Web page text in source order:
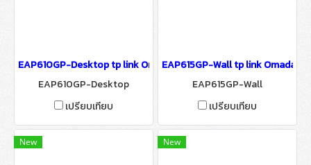
EAP610GP-Desktop tp link Omada AX1800 Wi-Fi 6 Desktop
EAP610GP-Desktop
เปรียบเทียบ
EAP615GP-Wall tp link Omada
EAP615GP-Wall
เปรียบเทียบ
New New